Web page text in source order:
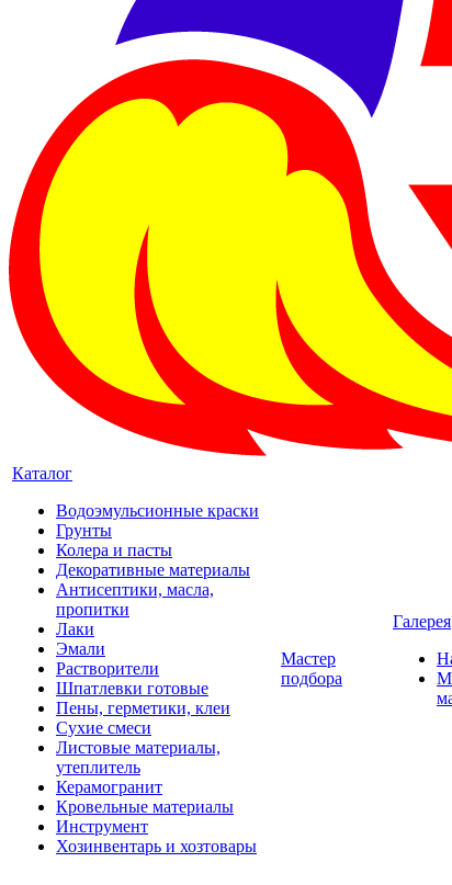
Каталог
Водоэмульсионные краски
Грунты
Колера и пасты
Декоративные материалы
Антисептики, масла,
пропитки
Лаки
Эмали
Растворители
Шпатлевки готовые
Пены, герметики, клеи
Сухие смеси
Листовые материалы,
утеплитель
Керамогранит
Кровельные материалы
Инструмент
Хозинвентарь и хозтовары
Мастер
подбора
Галерея